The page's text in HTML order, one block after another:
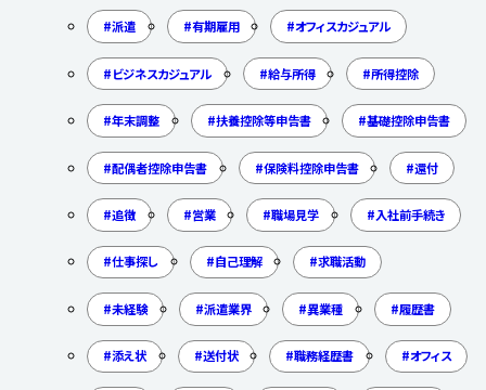
派遣 有期雇用 オフィスカジュアル
ビジネスカジュアル 給与所得 所得控除
年末調整 扶養控除等申告書 基礎控除申告書
配偶者控除申告書 保険料控除申告書 還付
追徴 営業 職場見学 入社前手続き
仕事探し 自己理解 求職活動
未経験 派遣業界 異業種 履歴書
添え状 送付状 職務経歴書 オフィス